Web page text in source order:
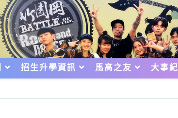
招生升學資訊 馬高之友 大事紀